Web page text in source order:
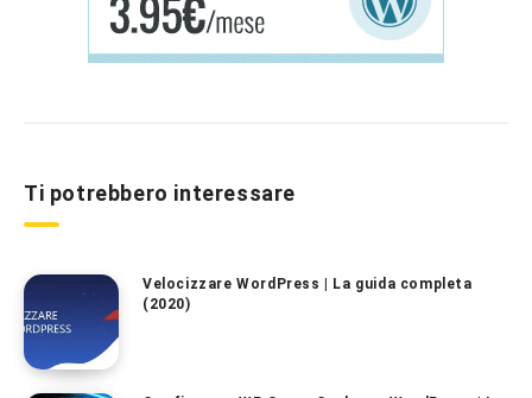
Ti potrebbero interessare
Velocizzare WordPress | La guida completa
(2020)